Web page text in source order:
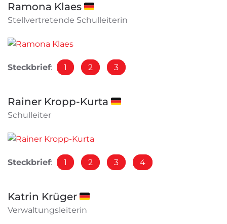
Ramona Klaes 🇩🇪
Stellvertretende Schulleiterin
Steckbrief: 1 2 3
Rainer Kropp-Kurta 🇩🇪
Schulleiter
Steckbrief: 1 2 3 4
Katrin Krüger 🇩🇪
Verwaltungsleiterin